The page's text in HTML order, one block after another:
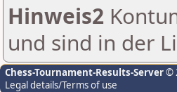
Hinweis2
und sind in der
Chess-Tournament-Results-Server©
Legal details/Terms of use